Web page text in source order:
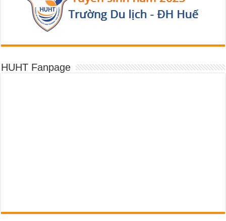
HUHT Fanpage